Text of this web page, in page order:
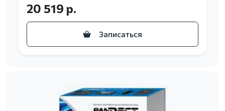
20 519 р.
Записаться